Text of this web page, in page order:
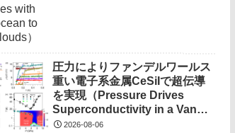
圧力によりファンデルワールス
重い電子系金属CeSiIで超伝導
を実現（Pressure Drives
Superconductivity in a Van
Der Waals Heavy-Fermion
2026-08-06